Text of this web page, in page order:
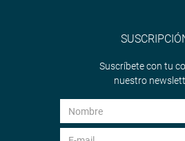
Suscríbete con tu
nuestro